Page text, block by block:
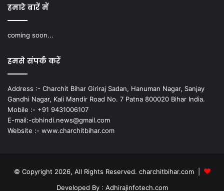
हमारे बारें में
coming soon...
हमसे संपर्क करें
Address :- Charchit Bihar Giriraj Sadan, Hanuman Nagar, Sanjay
Gandhi Nagar, Kali Mandir Road No. 7 Patna 800020 Bihar India.
Mobile :- +91 9431006107
E-mail:-cbhindi.news@gmail.com
Website :- www.charchitbihar.com
© Copyright 2026, All Rights Reserved. charchitbihar.com |
Developed By : Adhirajinfotech.com